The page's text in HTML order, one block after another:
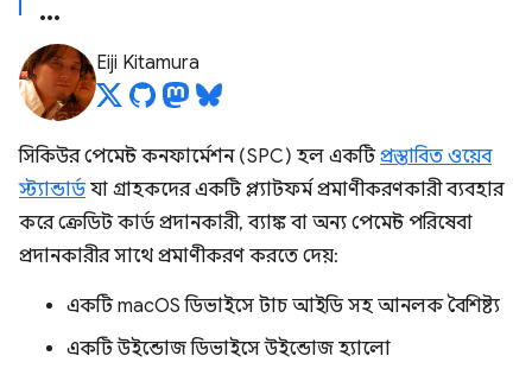
Eiji Kitamura
সিকিউর পেমেন্ট কনফার্মেশন (SPC) হল একটিপ্রস্তাবিত ওয়েব
স্ট্যান্ডার্ডযা গ্রাহকদের একটি প্ল্যাটফর্ম প্রমাণীকরণকারী ব্যবহার
করে ক্রেডিট কার্ড প্রদানকারী, ব্যাঙ্ক বা অন্য পেমেন্ট পরিষেবা
প্রদানকারীর সাথে প্রমাণীকরণ করতে দেয়:
একটি macOS ডিভাইসে টাচ আইডি সহ আনলক বৈশিষ্ট্য
একটি উইন্ডোজ ডিভাইসে উইন্ডোজ হ্যালো